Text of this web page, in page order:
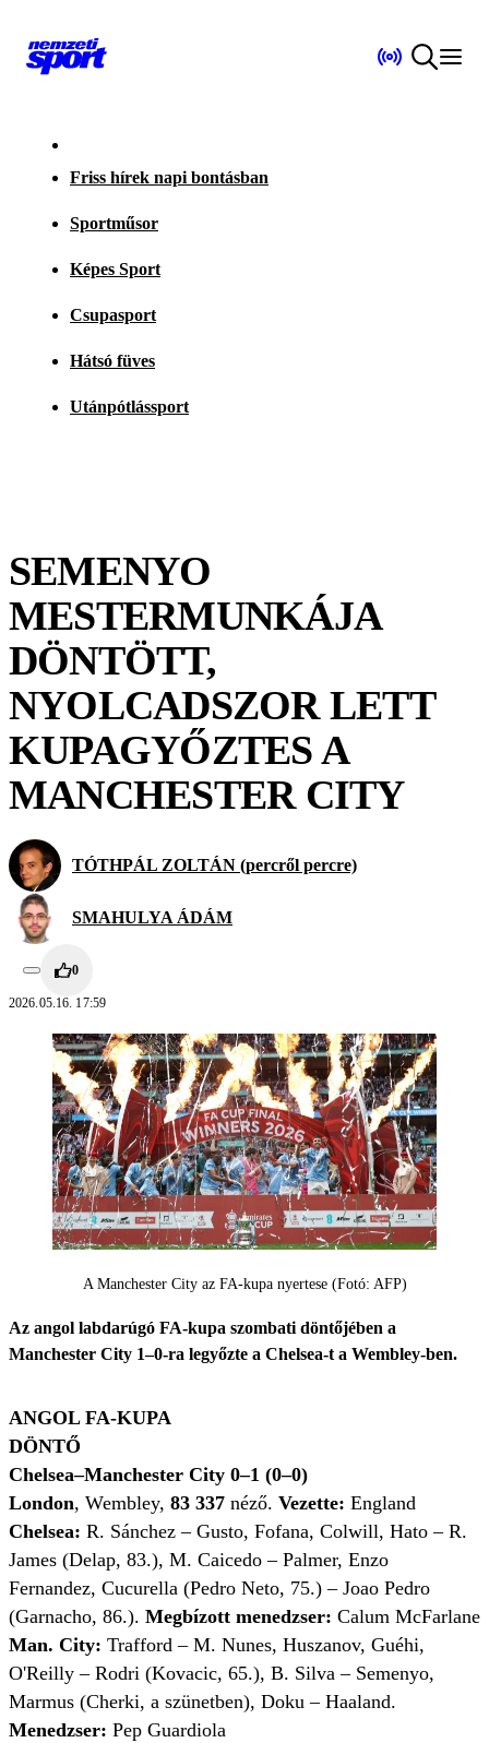
Friss hírek napi bontásban
Sportműsor
Képes Sport
Csupasport
Hátsó füves
Utánpótlássport
SEMENYO
MESTERMUNKÁJA
DÖNTÖTT,
NYOLCADSZOR LETT
KUPAGYŐZTES A
MANCHESTER CITY
TÓTHPÁL ZOLTÁN (percről percre)
SMAHULYA ÁDÁM
0
2026.05.16. 17:59
A Manchester City az FA-kupa nyertese (Fotó: AFP)
Az angol labdarúgó FA-kupa szombati döntőjében a
Manchester City 1–0-ra legyőzte a Chelsea-t a Wembley-ben.
ANGOL FA-KUPA
DÖNTŐ
Chelsea–Manchester City 0–1 (0–0)
London, Wembley, 83 337 néző. Vezette: England
Chelsea: R. Sánchez – Gusto, Fofana, Colwill, Hato – R.
James (Delap, 83.), M. Caicedo – Palmer, Enzo
Fernandez, Cucurella (Pedro Neto, 75.) – Joao Pedro
(Garnacho, 86.). Megbízott menedzser: Calum McFarlane
Man. City: Trafford – M. Nunes, Huszanov, Guéhi,
O'Reilly – Rodri (Kovacic, 65.), B. Silva – Semenyo,
Marmus (Cherki, a szünetben), Doku – Haaland.
Menedzser: Pep Guardiola